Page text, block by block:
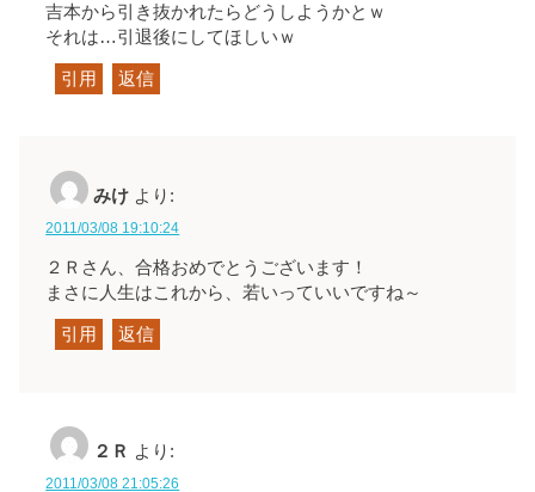
吉本から引き抜かれたらどうしようかとｗ
それは…引退後にしてほしいｗ
引用 返信
みけ より:
2011/03/08 19:10:24
２Ｒさん、合格おめでとうございます！
まさに人生はこれから、若いっていいですね～
引用 返信
２Ｒ より:
2011/03/08 21:05:26